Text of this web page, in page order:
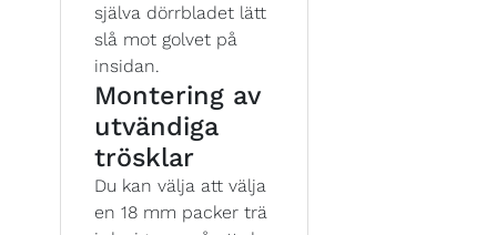
själva dörrbladet lätt
slå mot golvet på
insidan.
Montering av
utvändiga
trösklar
Du kan välja att välja
en 18 mm packer trä